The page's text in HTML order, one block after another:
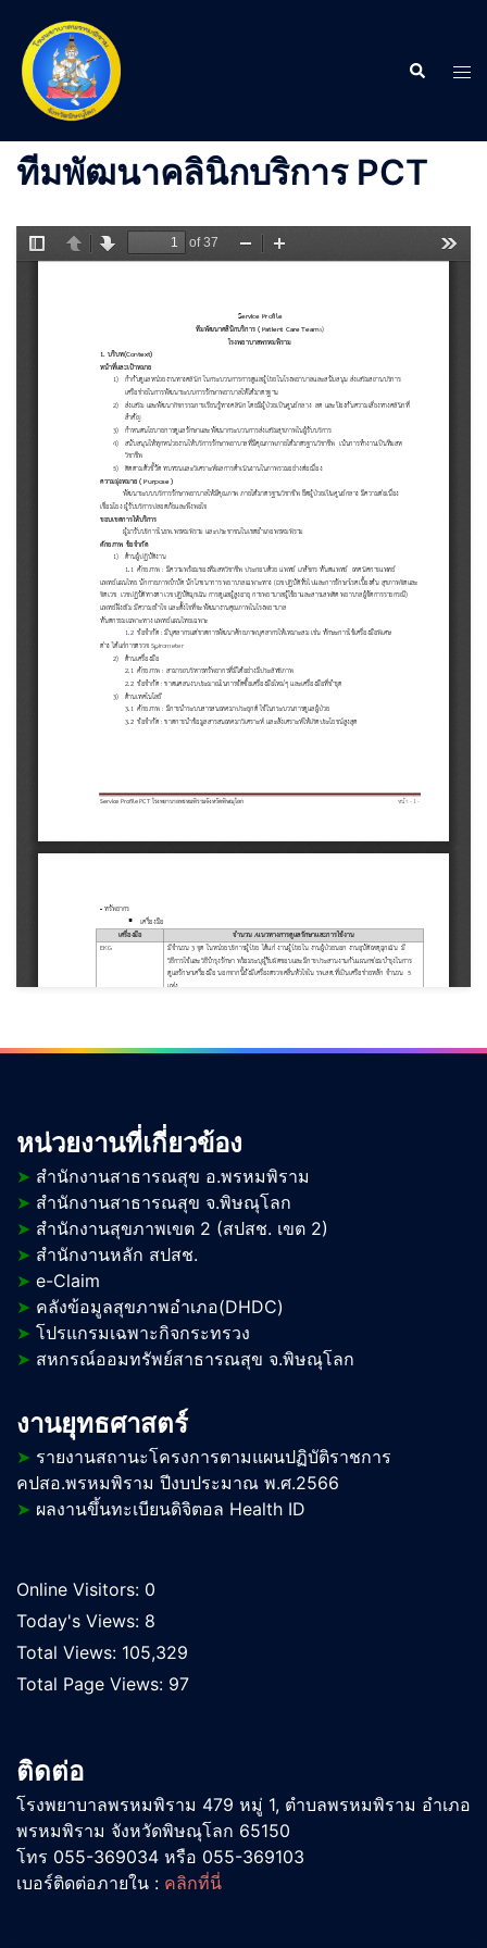
content
Search
ทีมพัฒนาคลินิกบริการ PCT
หน่วยงานที่เกี่ยวข้อง
➤ สำนักงานสาธารณสุข อ.พรหมพิราม
➤ สำนักงานสาธารณสุข จ.พิษณุโลก
➤ สำนักงานสุขภาพเขต 2 (สปสช. เขต 2)
➤ สำนักงานหลัก สปสช.
➤ e-Claim
➤ คลังข้อมูลสุขภาพอำเภอ(DHDC)
➤ โปรแกรมเฉพาะกิจกระทรวง
➤ สหกรณ์ออมทรัพย์สาธารณสุข จ.พิษณุโลก
งานยุทธศาสตร์
➤ รายงานสถานะโครงการตามแผนปฏิบัติราชการ
คปสอ.พรหมพิราม ปีงบประมาณ พ.ศ.2566
➤ ผลงานขึ้นทะเบียนดิจิตอล Health ID
Online Visitors: 0
Today's Views: 8
Total Views: 105,329
Total Page Views: 97
ติดต่อ
โรงพยาบาลพรหมพิราม 479 หมู่ 1, ตำบลพรหมพิราม อำเภอ
พรหมพิราม จังหวัดพิษณุโลก 65150
โทร 055-369034 หรือ 055-369103
เบอร์ติดต่อภายใน : คลิกที่นี่